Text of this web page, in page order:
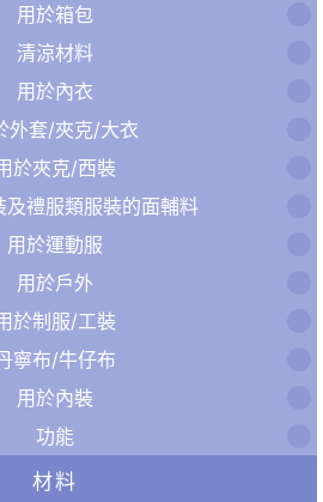
用於箱包
清涼材料
用於內衣
外套/夾克/大衣
於夾克/西裝
及禮服類服裝的面輔料
用於運動服
用於戶外
於制服/工裝
寧布/牛仔布
用於內裝
功能
材料